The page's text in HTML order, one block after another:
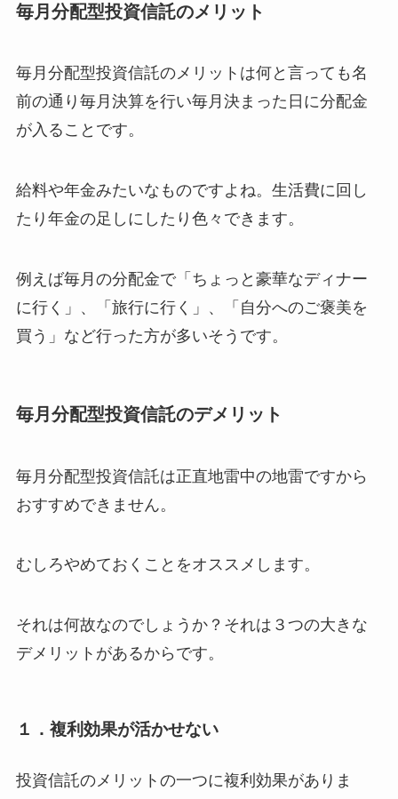
毎月分配型投資信託のメリット
毎月分配型投資信託のメリットは何と言っても名
前の通り毎月決算を行い毎月決まった日に分配金
が入ることです。
給料や年金みたいなものですよね。生活費に回し
たり年金の足しにしたり色々できます。
例えば毎月の分配金で「ちょっと豪華なディナー
に行く」、「旅行に行く」、「自分へのご褒美を
買う」など行った方が多いそうです。
毎月分配型投資信託のデメリット
毎月分配型投資信託は正直地雷中の地雷ですから
おすすめできません。
むしろやめておくことをオススメします。
それは何故なのでしょうか？それは３つの大きな
デメリットがあるからです。
１．複利効果が活かせない
投資信託のメリットの一つに複利効果がありま